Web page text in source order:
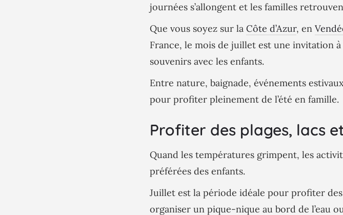
journées s’allongent et les familles
Que vous soyez sur la Côte d’Azur, en
France, le mois de juillet est une invitation
souvenirs avec les enfants.
Entre nature, baignade, événements
pour profiter pleinement de l’été en famille.
Profiter des plages, lacs
Quand les températures grimpent, les
préférées des enfants.
Juillet est la période idéale pour profiter
organiser un pique-nique au bord de l’eau